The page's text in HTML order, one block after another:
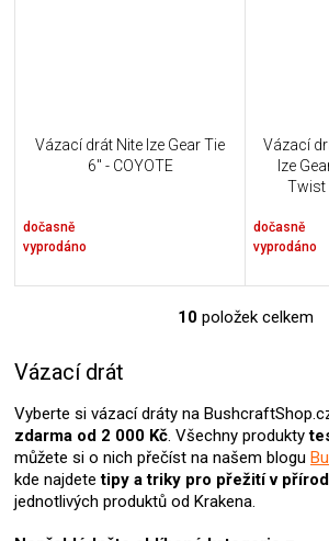
Vázací drát Nite Ize Gear Tie
6" - COYOTE
dočasně
vyprodáno
Vázací
Ize
Twist
dočasně
vyprodáno
O
d
a
c
í
p
r
10 položek celkem
Vázací drát
Vyberte si vázací dráty na
zdarma od 2 000 Kč. Všechny produkty
můžete si o nich přečíst na našem blogu
kde najdetetipy a triky pro přežití v
jednotlivých produktů od Krakena.